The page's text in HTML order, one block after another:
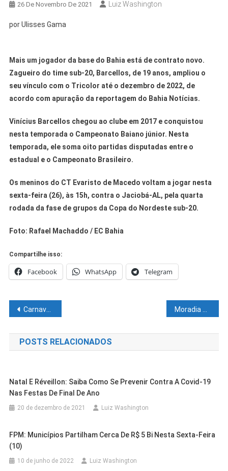
26 De Novembro De 2021 Luiz Washington
por Ulisses Gama
Mais um jogador da base do Bahia está de contrato novo.
Zagueiro do time sub-20, Barcellos, de 19 anos, ampliou o
seu vínculo com o Tricolor até o dezembro de 2022, de
acordo com apuração da reportagem do Bahia Notícias.
Vinícius Barcellos chegou ao clube em 2017 e conquistou
nesta temporada o Campeonato Baiano júnior. Nesta
temporada, ele soma oito partidas disputadas entre o
estadual e o Campeonato Brasileiro.
Os meninos do CT Evaristo de Macedo voltam a jogar nesta
sexta-feira (26), às 15h, contra o Jaciobá-AL, pela quarta
rodada da fase de grupos da Copa do Nordeste sub-20.
Foto: Rafael Machaddo / EC Bahia
Compartilhe isso:
Facebook WhatsApp Telegram
Navegação
de
Post
Carnaval indoor em Salvador anuncia Timbalada e outras duas novas atrações; confira Moradia por assinatura Housi chega a Salvador com lançamento do Porto Privilege na Barra
POSTS RELACIONADOS
Natal E Réveillon: Saiba Como Se Prevenir Contra A Covid-19
Nas Festas De Final De Ano
20 de dezembro de 2021 Luiz Washington
FPM: Municípios Partilham Cerca De R$ 5 Bi Nesta Sexta-Feira
(10)
10 de junho de 2022 Luiz Washington